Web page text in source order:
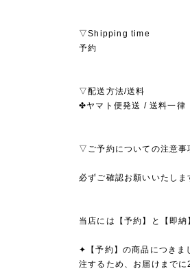
▽Shipping time
予約
▽配送方法/送料
✤ヤマト便発送 / 送料一
▽ご予約についての注意
必ずご確認お願いいたしま
当店には【予約】と【即
✦【予約】の商品につきま
注するため、お届けまで